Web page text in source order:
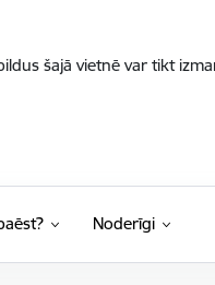
šajā vietnē var tikt
Noderīgi